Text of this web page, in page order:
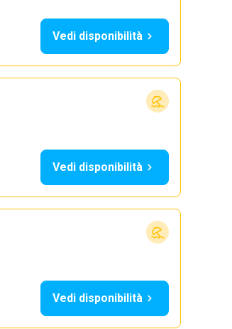
Vedi disponibilità
Vedi disponibilità
Vedi disponibilità